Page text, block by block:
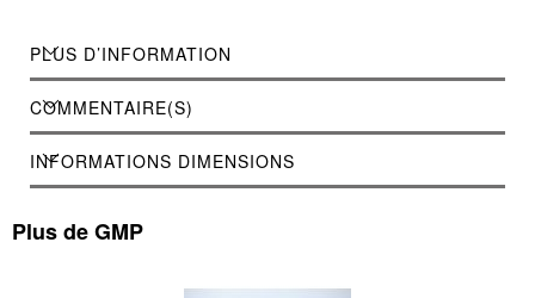
PLUS D’INFORMATION
COMMENTAIRE(S)
INFORMATIONS DIMENSIONS
Plus de GMP